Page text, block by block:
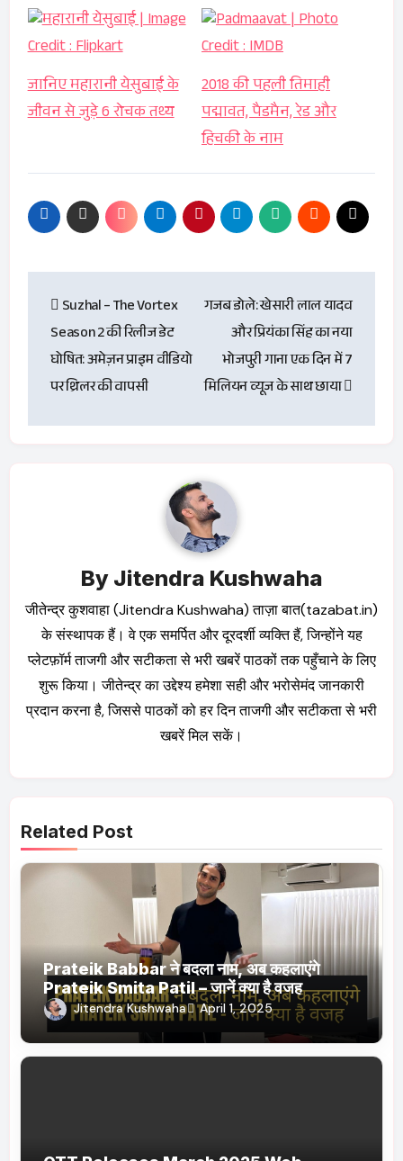
जानिए महारानी येसुबाई के
जीवन से जुड़े 6 रोचक तथ्य
2018 की पहली तिमाही
पद्मावत, पैडमैन, रेड और
हिचकी के नाम
Post
navigation
Suzhal – The Vortex
Season 2 की रिलीज डेट
घोषित: अमेज़न प्राइम वीडियो
पर थ्रिलर की वापसी
गजब डोले: खेसारी लाल यादव
और प्रियंका सिंह का नया
भोजपुरी गाना एक दिन में 7
मिलियन व्यूज के साथ छाया
By Jitendra Kushwaha
जीतेन्द्र कुशवाहा (Jitendra Kushwaha) ताज़ा बात(tazabat.in)
के संस्थापक हैं। वे एक समर्पित और दूरदर्शी व्यक्ति हैं, जिन्होंने यह
प्लेटफ़ॉर्म ताजगी और सटीकता से भरी खबरें पाठकों तक पहुँचाने के लिए
शुरू किया। जीतेन्द्र का उद्देश्य हमेशा सही और भरोसेमंद जानकारी
प्रदान करना है, जिससे पाठकों को हर दिन ताजगी और सटीकता से भरी
खबरें मिल सकें।
Related Post
Prateik Babbar ने बदला नाम, अब कहलाएंगे
Prateik Smita Patil – जानें क्या है वजह
Jitendra Kushwaha April 1, 2025